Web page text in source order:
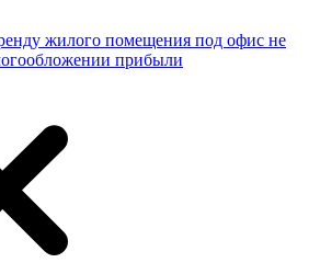
жилого помещения под офис не
прибыли